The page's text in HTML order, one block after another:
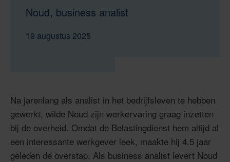
Noud, business analist
19 augustus 2025
Na jarenlang als analist in het bedrijfsleven te hebben
gewerkt, wilde Noud zijn werkervaring graag inzetten
bij de overheid. Omdat de Belastingdienst hem altijd al
een interessante werkgever leek, maakte hij 4,5 jaar
geleden de overstap. Als business analist levert Noud